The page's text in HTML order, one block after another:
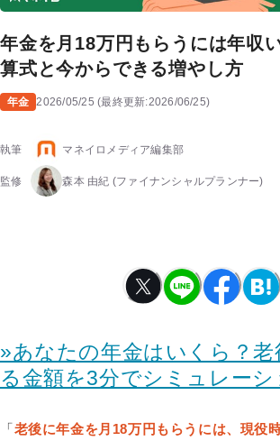
年金を月18万円もらうには年収
算式と今からできる増やし方
年金 2026/05/25 (最終更新:2026/06/25)
執筆 マネイロメディア編集部
監修 森本 由紀 (ファイナンシャルプランナー)
»あなたの年金はいくら？老
る金額を3分でシミュレーシ
「老後に年金を月18万円もらうには、現役